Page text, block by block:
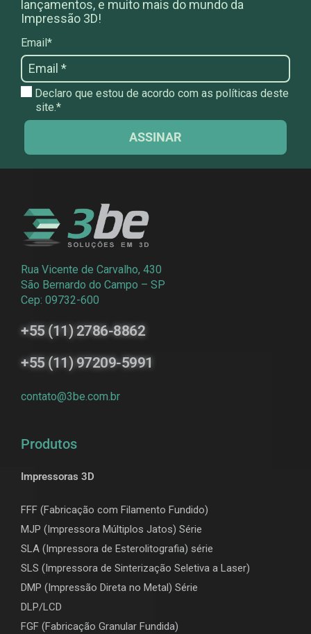
lançamentos, e muito mais do mundo da
Impressão 3D!
Email*
Declaro que estou de acordo com as políticas deste
site.*
ASSINAR
Rua Vicente de Carvalho, 430
São Bernardo do Campo – SP
Cep: 09732-600
+55 (11) 2786-8862
+55 (11) 97209-5991
contato@3be.com.br
Produtos
Impressoras 3D
FFF (Fabricação com Filamento Fundido)
MJP (Impressora Múltiplos Jatos) Série
SLA (Impressora de Esterolitografia) série
SLS (Impressora de Sinterização Seletiva a Laser)
DMP (Impressão Direta no Metal) Série
DLP/LCD
FGF (Fabricação Granular Fundida)